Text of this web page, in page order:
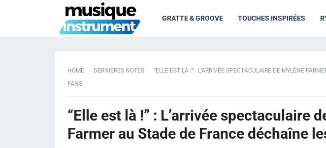
GRATTE & GROOVE TOUCHES INSPIRÉES
HOME DERNIÈRES NOTES
“ELLE EST LÀ !” : L’ARRIVÉE SPECTACULAIRE DE MYLÈNE
FANS
“Elle est là !” : L’arrivée spectaculaire
Farmer au Stade de France déchaîne